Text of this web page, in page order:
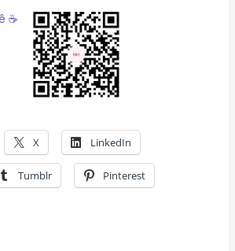
☕
X LinkedIn
Tumblr Pinterest